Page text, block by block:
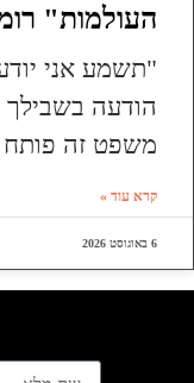
העולמות"
"תשמע אני
הודעה
משפט זה
קרא עוד »
6 באוגוסט 2026